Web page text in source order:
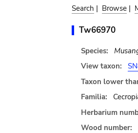
Search | Browse |
Tw66970
Species:
View taxon:
Taxon lower
Familia:
Herbarium
Wood number: